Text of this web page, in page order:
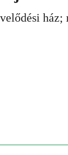
ház;